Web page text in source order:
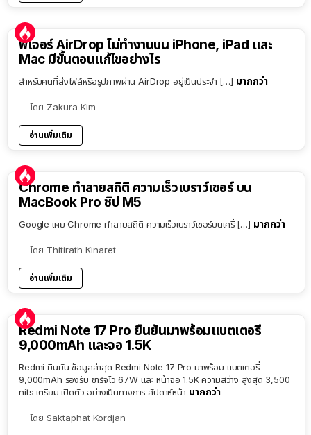
ฟีเจอร์ AirDrop ไม่ทำงานบน iPhone, iPad และ
Mac มีขั้นตอนแก้ไขอย่างไร
สำหรับคนที่ส่งไฟล์หรือรูปภาพผ่าน AirDrop อยู่เป็นประจำ […] มากกว่า
โดย Zakura Kim
อ่านเพิ่มเติม
Chrome ทำลายสถิติ ความเร็วเบราว์เซอร์ บน
MacBook Pro ชิป M5
Google เผย Chrome ทำลายสถิติ ความเร็วเบราว์เซอร์บนเครื่ […] มากกว่า
โดย Thitirath Kinaret
อ่านเพิ่มเติม
Redmi Note 17 Pro ยืนยันมาพร้อมแบตเตอรี่
9,000mAh และจอ 1.5K
Redmi ยืนยัน ข้อมูลล่าสุด Redmi Note 17 Pro มาพร้อม แบตเตอรี่
9,000mAh รองรับ ชาร์จไว 67W และ หน้าจอ 1.5K ความสว่าง สูงสุด 3,500
nits เตรียม เปิดตัว อย่างเป็นทางการ สัปดาห์หน้า มากกว่า
โดย Saktaphat Kordjan